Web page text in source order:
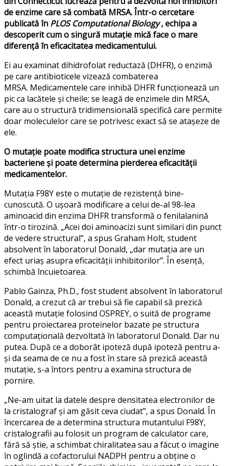
de enzime care să combată MRSA. Într-o cercetare
publicată în PLOS Computational Biology, echipa a
descoperit cum o singură mutație mică face o mare
diferență în eficacitatea medicamentului.
Ei au examinat dihidrofolat reductază (DHFR), o enzimă
pe care antibioticele vizează combaterea
MRSA. Medicamentele care inhibă DHFR funcționează un
pic ca lacătele și cheile; se leagă de enzimele din MRSA,
care au o structură tridimensională specifică care permite
doar moleculelor care se potrivesc exact să se atașeze de
ele.
O mutație poate modifica structura unei enzime
bacteriene și poate determina pierderea eficacității
medicamentelor.
Mutația F98Y este o mutație de rezistență bine-
cunoscută. O ușoară modificare a celui de-al 98-lea
aminoacid din enzima DHFR transformă o fenilalanină
într-o tirozină. „Acei doi aminoacizi sunt similari din punct
de vedere structural”, a spus Graham Holt, student
absolvent în laboratorul Donald, „dar mutația are un
efect uriaș asupra eficacității inhibitorilor”. În esență,
schimbă încuietoarea.
Pablo Gainza, Ph.D., fost student absolvent în laboratorul
Donald, a crezut că ar trebui să fie capabil să prezică
această mutație folosind OSPREY, o suită de programe
pentru proiectarea proteinelor bazate pe structura
computațională dezvoltată în laboratorul Donald. Dar nu
putea. După ce a doborât ipoteză după ipoteză pentru a-
și da seama de ce nu a fost în stare să prezică această
mutație, s-a întors pentru a examina structura de
pornire.
„Ne-am uitat la datele despre densitatea electronilor de
la cristalograf și am găsit ceva ciudat”, a spus Donald. În
încercarea de a determina structura mutantului F98Y,
cristalografii au folosit un program de calculator care,
fără să știe, a schimbat chiralitatea sau a făcut o imagine
în oglindă a cofactorului NADPH pentru a obține o